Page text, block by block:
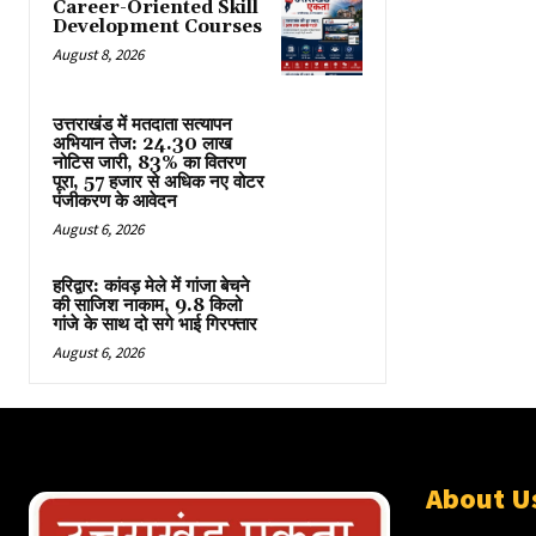
Career-Oriented Skill
Development Courses
August 8, 2026
उत्तराखंड में मतदाता सत्यापन
अभियान तेज: 24.30 लाख
नोटिस जारी, 83% का वितरण
पूरा, 57 हजार से अधिक नए वोटर
पंजीकरण के आवेदन
August 6, 2026
हरिद्वार: कांवड़ मेले में गांजा बेचने
की साजिश नाकाम, 9.8 किलो
गांजे के साथ दो सगे भाई गिरफ्तार
August 6, 2026
About